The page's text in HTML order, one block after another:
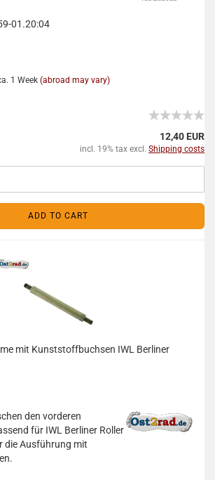
01.20:04
1 Week (abroad may vary)
12,40 EUR
incl. 19% tax excl. Shipping costs
ADD TO CART
mit Kunststoffbuchsen IWL Berliner
den vorderen
für IWL Berliner Roller
die Ausführung mit